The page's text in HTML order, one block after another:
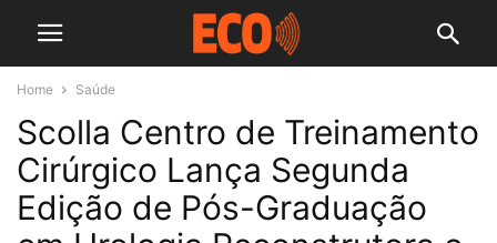
Home Saúde
Scolla Centro de Treinamento
Cirúrgico Lança Segunda
Edição de Pós-Graduação